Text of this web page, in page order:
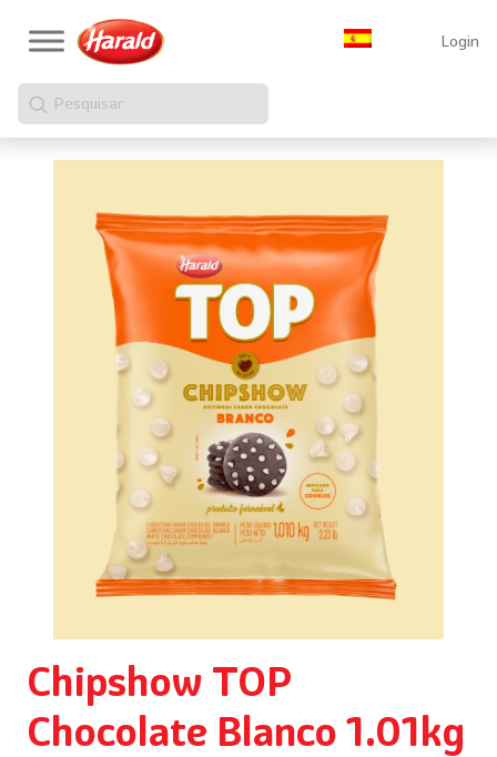
Login
Pesquisar
Chipshow TOP
Chocolate Blanco 1.01kg